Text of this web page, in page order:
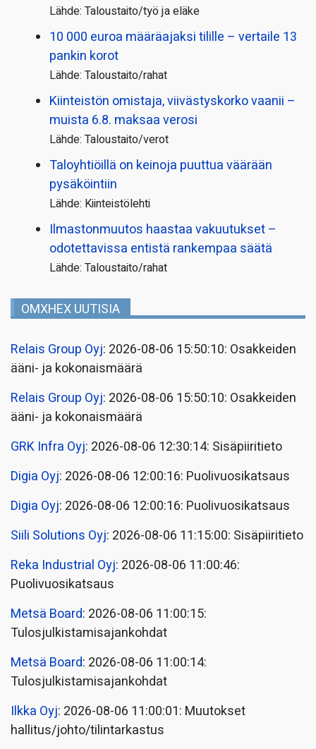
Lähde: Taloustaito/työ ja eläke
10 000 euroa määräajaksi tilille – vertaile 13
pankin korot
Lähde: Taloustaito/rahat
Kiinteistön omistaja, viivästyskorko vaanii –
muista 6.8. maksaa verosi
Lähde: Taloustaito/verot
Taloyhtiöillä on keinoja puuttua väärään
pysäköintiin
Lähde: Kiinteistölehti
Ilmastonmuutos haastaa vakuutukset –
odotettavissa entistä rankempaa säätä
Lähde: Taloustaito/rahat
OMXHEX UUTISIA
Relais Group Oyj: 2026-08-06 15:50:10: Osakkeiden
ääni- ja kokonaismäärä
Relais Group Oyj: 2026-08-06 15:50:10: Osakkeiden
ääni- ja kokonaismäärä
GRK Infra Oyj: 2026-08-06 12:30:14: Sisäpiiritieto
Digia Oyj: 2026-08-06 12:00:16: Puolivuosikatsaus
Digia Oyj: 2026-08-06 12:00:16: Puolivuosikatsaus
Siili Solutions Oyj: 2026-08-06 11:15:00: Sisäpiiritieto
Reka Industrial Oyj: 2026-08-06 11:00:46:
Puolivuosikatsaus
Metsä Board: 2026-08-06 11:00:15:
Tulosjulkistamisajankohdat
Metsä Board: 2026-08-06 11:00:14:
Tulosjulkistamisajankohdat
Ilkka Oyj: 2026-08-06 11:00:01: Muutokset
hallitus/johto/tilintarkastus